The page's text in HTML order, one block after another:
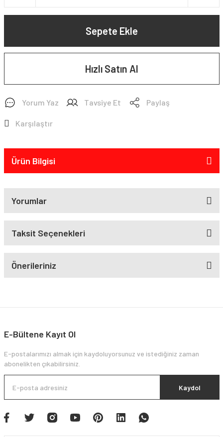
Sepete Ekle
Hızlı Satın Al
Yorum Yaz Tavsiye Et Paylaş
Karşılaştır
Ürün Bilgisi
Yorumlar
Taksit Seçenekleri
Önerileriniz
E-Bültene Kayıt Ol
E-postalarımızı almak için kaydoluyorsunuz ve istediğiniz zaman
abonelikten çıkabilirsiniz.
Kaydol